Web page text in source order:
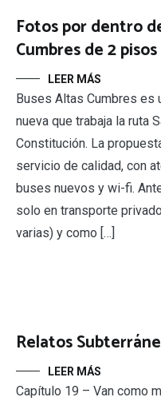
Fotos por dentro
Cumbres de 2 pisos
LEER MÁS
Buses Altas Cumbres es
nueva que trabaja la ruta
Constitución. La
servicio de calidad, con
buses nuevos y wi-fi.
solo en transporte
varias) y como […]
Relatos
LEER MÁS
Capítulo 19 – Van como